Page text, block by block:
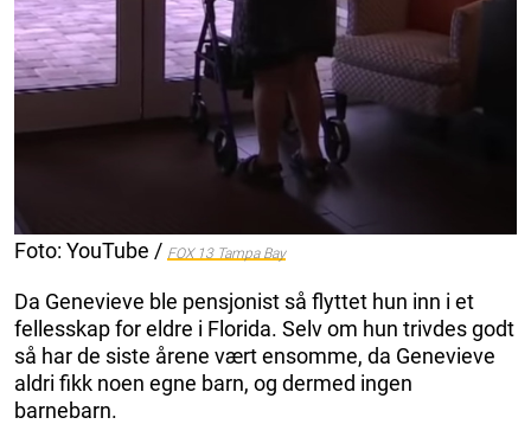
Foto: YouTube / FOX 13 Tampa Bay
Da Genevieve ble pensjonist så flyttet hun inn i et
fellesskap for eldre i Florida. Selv om hun trivdes godt
så har de siste årene vært ensomme, da Genevieve
aldri fikk noen egne barn, og dermed ingen
barnebarn.